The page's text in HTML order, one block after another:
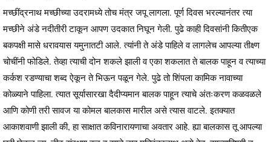
मच्छींद्रनाथ मच्छीच्या उदरामध्ये तोच मंत्र जपू लागला. पूर्ण दिवस भरल्यानंतर त्या
मच्छीने अंडे नदीतीरी टाकून आपण उदकात निघून गेली. पुढे काही दिवसांनी कितीएक
बकपक्षी मासे धरावयास यमुनातटी आले. त्यांनी ते अंडे पाहिले व लागलेच आपल्या तीक्ष्ण
चोचींनी फोडिले. तेव्हा त्याची दोन शकले झाली व एका शकलात ते बालक पाहून व त्याच्या
कर्कश रडण्याचा शब्द ऐकून ते भिऊन पळून गेले. पुढे तो शिंपला कामिक नावाच्या
कोळ्याने पाहिला. त्यात सूर्यासारखा दैदीप्यमान बालक पाहून त्याचे अंतःकरण कळवळले
आणि कोणी तरी सावज या कोमल बालकास मारील असे त्यास वाटले. इतक्यात
आकाशवाणी झाली की, हा साक्षात कविनारायणाचा अवतार आहे. ह्या बालकास तू आपल्या